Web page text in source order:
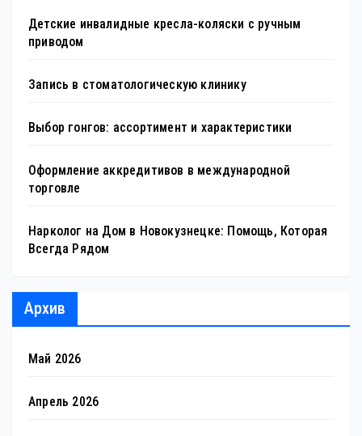
Детские инвалидные кресла-коляски с ручным
приводом
Запись в стоматологическую клинику
Выбор гонгов: ассортимент и характеристики
Оформление аккредитивов в международной
торговле
Нарколог на Дом в Новокузнецке: Помощь, Которая
Всегда Рядом
Архив
Май 2026
Апрель 2026